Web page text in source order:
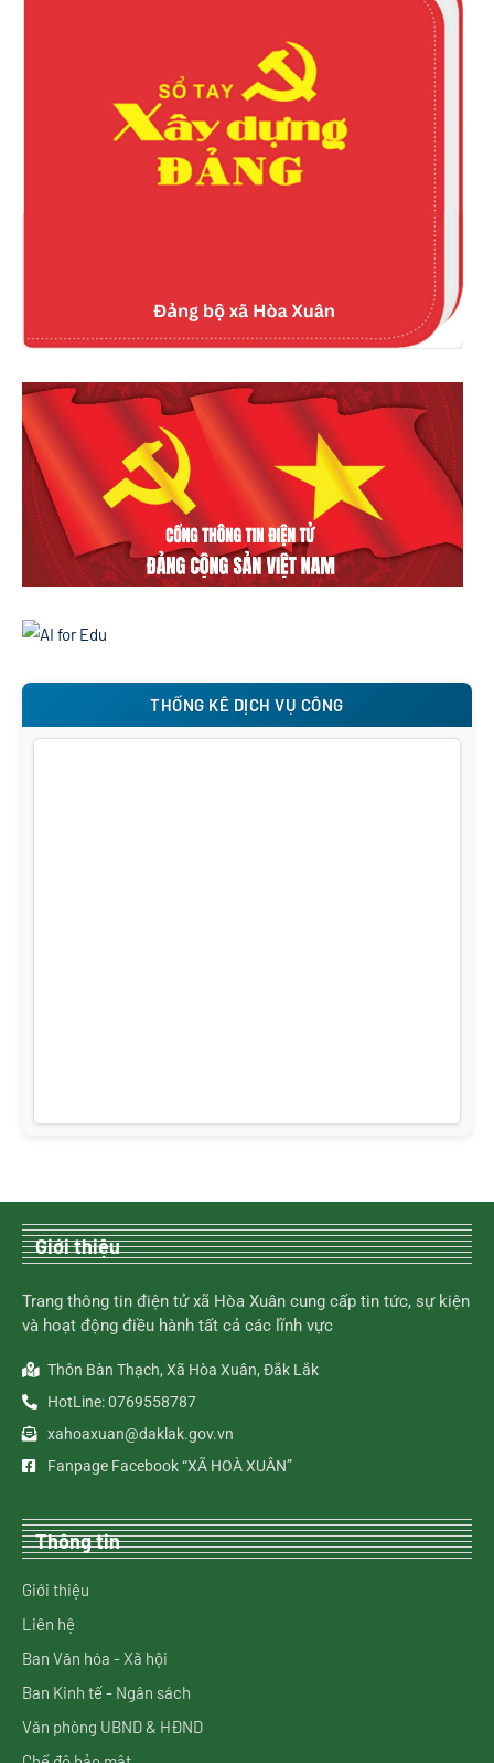
THỐNG KÊ DỊCH VỤ CÔNG
Giới thiệu
Trang thông tin điện tử xã Hòa Xuân cung cấp tin tức, sự kiện
và hoạt động điều hành tất cả các lĩnh vực
Thôn Bàn Thạch, Xã Hòa Xuân, Đắk Lắk
HotLine: 0769558787
xahoaxuan@daklak.gov.vn
Fanpage Facebook “XÃ HOÀ XUÂN”
Thông tin
Giới thiệu
Liên hệ
Ban Văn hóa - Xã hội
Ban Kinh tế - Ngân sách
Văn phòng UBND & HĐND